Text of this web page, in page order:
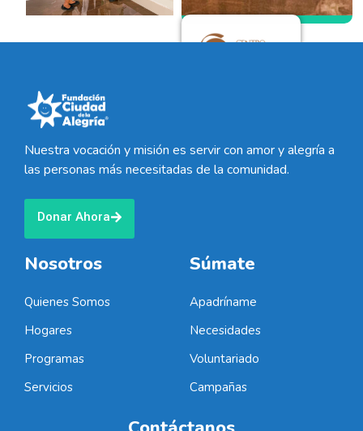
Nuestra vocación y misión es servir con amor y alegría a
las personas más necesitadas de la comunidad.
Donar Ahora
Nosotros
Quienes Somos
Hogares
Programas
Servicios
Súmate
Apadríname
Necesidades
Voluntariado
Campañas